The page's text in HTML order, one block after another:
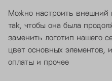
Можно настроить внешний
так, чтобы она была
заменить логотип нашего
цвет основных элементов,
оплаты и прочее